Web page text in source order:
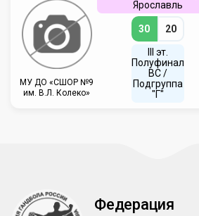
МУ ДО «СШОР №9
им. В.Л. Колеко»
Ярославль
30 20
III эт.
Полуфинал
ВC /
Подгруппа
"Г"
Федерация